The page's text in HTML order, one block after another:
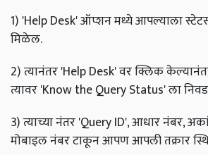
1) 'Help Desk'ऑप्शन मध्ये आपल्याला
मिळेल.
2) त्यानंतर 'Help Desk' वर क्लिक
त्यावर 'Know the Query Status' ला
3) त्याच्या नंतर 'Query ID', आधार नंबर,
मोबाइल नंबर टाकून आपण आपली तक्रार